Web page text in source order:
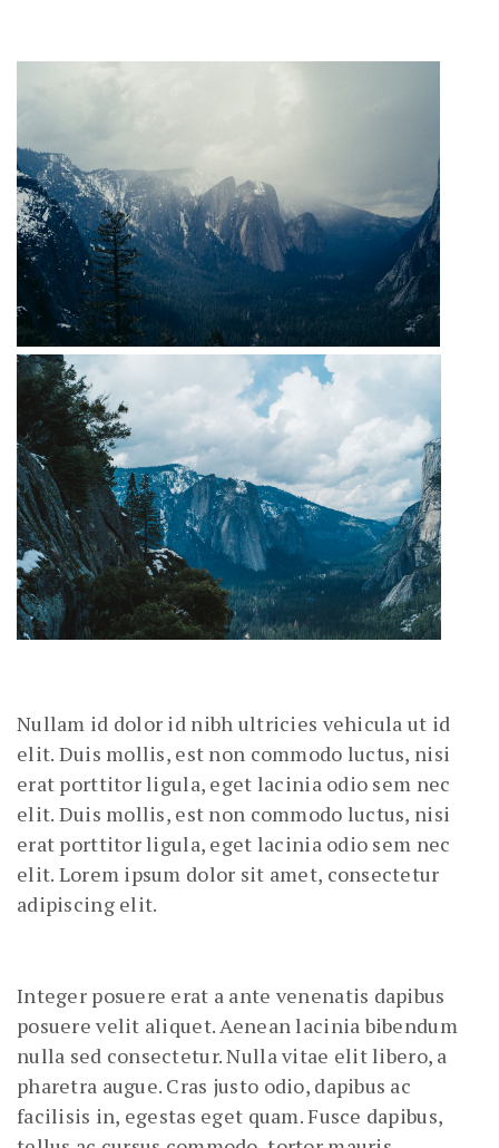
Nullam id dolor id nibh ultricies vehicula ut id
elit. Duis mollis, est non commodo luctus, nisi
erat porttitor ligula, eget lacinia odio sem nec
elit. Duis mollis, est non commodo luctus, nisi
erat porttitor ligula, eget lacinia odio sem nec
elit. Lorem ipsum dolor sit amet, consectetur
adipiscing elit.
Integer posuere erat a ante venenatis dapibus
posuere velit aliquet. Aenean lacinia bibendum
nulla sed consectetur. Nulla vitae elit libero, a
pharetra augue. Cras justo odio, dapibus ac
facilisis in, egestas eget quam. Fusce dapibus,